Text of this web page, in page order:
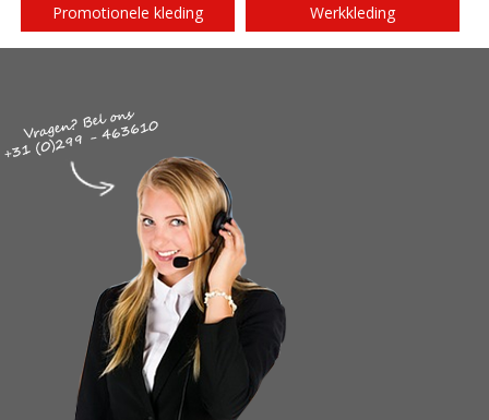
Promotionele kleding Werkkleding